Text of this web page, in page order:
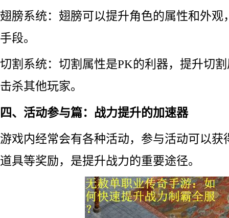
翅膀系统：翅膀可以提升角色的属性和外观
手段。
切割系统：切割属性是PK的利器，提升切
击杀其他玩家。
四、活动参与篇：战力提升的加速器
游戏内经常会有各种活动，参与活动可以获
道具等奖励，是提升战力的重要途径。